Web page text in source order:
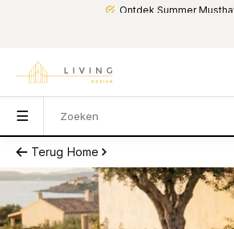
Ontdek Summer
Terug Home